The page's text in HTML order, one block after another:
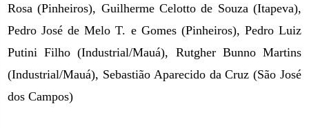
Rosa (Pinheiros), Guilherme Celotto de Souza (Itapeva),
Pedro José de Melo T. e Gomes (Pinheiros), Pedro Luiz
Putini Filho (Industrial/Mauá), Rutgher Bunno Martins
(Industrial/Mauá), Sebastião Aparecido da Cruz (São José
dos Campos)